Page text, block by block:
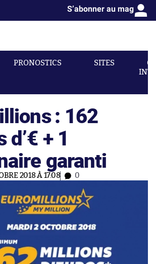
S’abonner au mag
PRONOSTICS SITES
: 162
+ 1
garanti
2018 À 17:08 0